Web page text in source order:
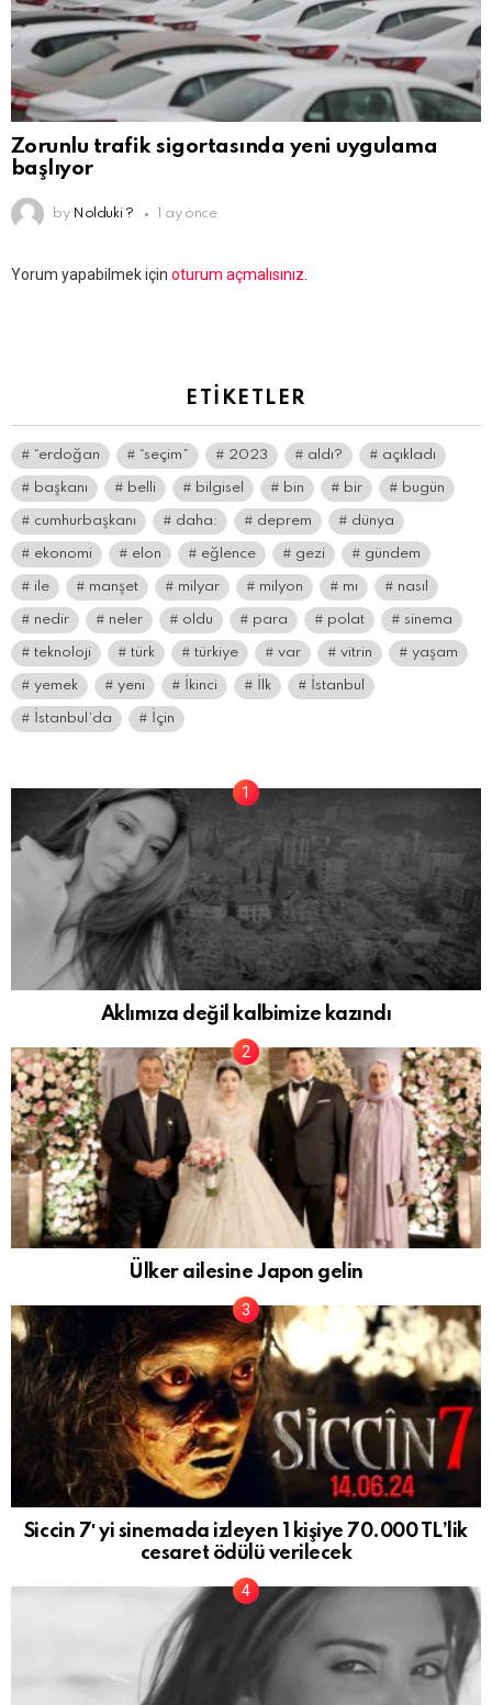
Zorunlu trafik sigortasında yeni uygulama
başlıyor
by Nolduki ? 1 ay önce
Bir
Yorum yapabilmek için oturum açmalısınız.
ETIKETLER
“erdoğan “seçim” 2023 aldı? açıkladı
başkanı belli bilgisel bin bir bugün
cumhurbaşkanı daha: deprem dünya
ekonomi elon eğlence gezi gündem
ile manşet milyar milyon mı nasıl
nedir neler oldu para polat sinema
teknoloji türk türkiye var vitrin yaşam
yemek yeni İkinci İlk İstanbul
İstanbul’da İçin
Aklımıza değil kalbimize kazındı
Ülker ailesine Japon gelin
Siccin 7′ yi sinemada izleyen 1 kişiye 70.000 TL’lik
cesaret ödülü verilecek